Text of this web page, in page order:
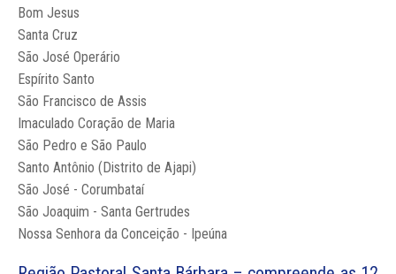
Bom Jesus
Santa Cruz
São José Operário
Espírito Santo
São Francisco de Assis
Imaculado Coração de Maria
São Pedro e São Paulo
Santo Antônio (Distrito de Ajapi)
São José - Corumbataí
São Joaquim - Santa Gertrudes
Nossa Senhora da Conceição - Ipeúna